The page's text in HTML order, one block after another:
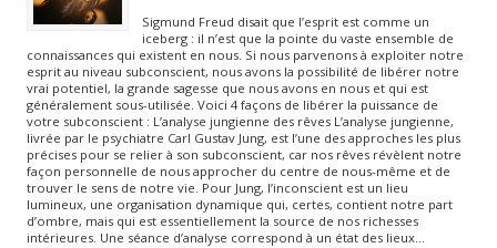
Sigmund Freud disait que l’esprit est comme un
iceberg : il n’est que la pointe du vaste ensemble de
connaissances qui existent en nous. Si nous parvenons à exploiter notre
esprit au niveau subconscient, nous avons la possibilité de libérer notre
vrai potentiel, la grande sagesse que nous avons en nous et qui est
généralement sous-utilisée. Voici 4 façons de libérer la puissance de
votre subconscient : L’analyse jungienne des rêves L’analyse jungienne,
livrée par le psychiatre Carl Gustav Jung, est l’une des approches les plus
précises pour se relier à son subconscient, car nos rêves révèlent notre
façon personnelle de nous approcher du centre de nous-même et de
trouver le sens de notre vie. Pour Jung, l’inconscient est un lieu
lumineux, une organisation dynamique qui, certes, contient notre part
d’ombre, mais qui est essentiellement la source de nos richesses
intérieures. Une séance d’analyse correspond à un état des lieux…